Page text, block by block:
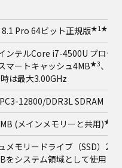
Pro 64ビット正規版★1 ★2
ンテルCore i7-4500U プロセ
マートキャッシュ4MB★3、動
は最大3.00GHz
12800/DDR3L SDRAM（
(メインメモリーと共用)★5
メモリードライブ（SSD）
をシステム領域として使用（